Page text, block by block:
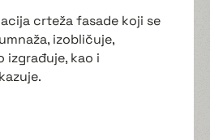
crteža fasade koji se
izobličuje,
izgrađuje, kao i